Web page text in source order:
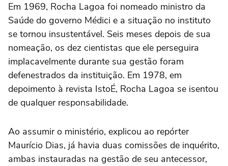
Em 1969, Rocha Lagoa foi nomeado ministro da
Saúde do governo Médici e a situação no instituto
se tornou insustentável. Seis meses depois de sua
nomeação, os dez cientistas que ele perseguira
implacavelmente durante sua gestão foram
defenestrados da instituição. Em 1978, em
depoimento à revista IstoÉ, Rocha Lagoa se isentou
de qualquer responsabilidade.
Ao assumir o ministério, explicou ao repórter
Maurício Dias, já havia duas comissões de inquérito,
ambas instauradas na gestão de seu antecessor,